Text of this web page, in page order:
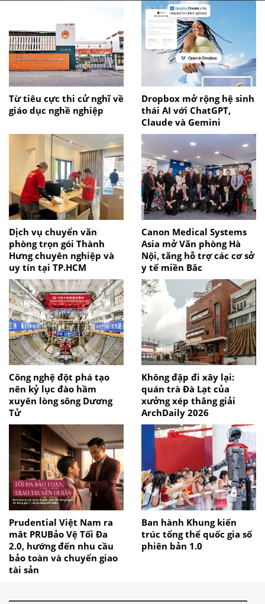
Từ tiêu cực thi cử nghĩ về
giáo dục nghề nghiệp
Dropbox mở rộng hệ sinh
thái AI với ChatGPT,
Claude và Gemini
Dịch vụ chuyển văn
phòng trọn gói Thành
Hưng chuyên nghiệp và
uy tín tại TP.HCM
Canon Medical Systems
Asia mở Văn phòng Hà
Nội, tăng hỗ trợ các cơ sở
y tế miền Bắc
Công nghệ đột phá tạo
nên kỷ lục đào hầm
xuyên lòng sông Dương
Tử
Không đập đi xây lại:
quán trà Đà Lạt của
xưởng xép thắng giải
ArchDaily 2026
Prudential Việt Nam ra
mắt PRUBảo Vệ Tối Đa
2.0, hướng đến nhu cầu
bảo toàn và chuyển giao
tài sản
Ban hành Khung kiến
trúc tổng thể quốc gia số
phiên bản 1.0